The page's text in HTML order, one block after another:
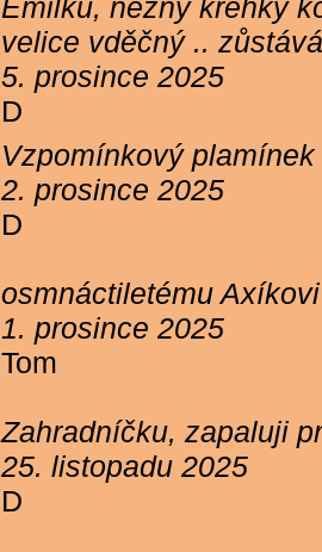
Emilku, něžný křehký
velice vděčný ..
5. prosince 2025
D
Vzpomínkový
2. prosince 2025
D
osmnáctiletému
1. prosince 2025
Tom
Zahradníčku, zapaluji
25. listopadu 2025
D